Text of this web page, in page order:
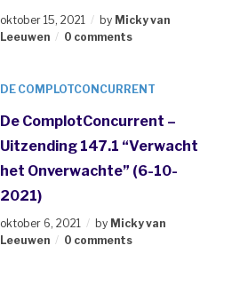
oktober 15, 2021 by Micky van
Leeuwen
0 comments
DE COMPLOTCONCURRENT
De ComplotConcurrent –
Uitzending 147.1 “Verwacht
het Onverwachte” (6-10-
2021)
oktober 6, 2021 by Micky van
Leeuwen
0 comments